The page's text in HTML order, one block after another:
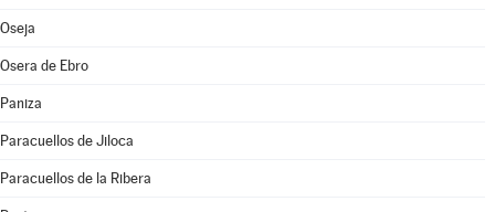
Oseja
Osera de Ebro
Paniza
Paracuellos de Jiloca
Paracuellos de la Ribera